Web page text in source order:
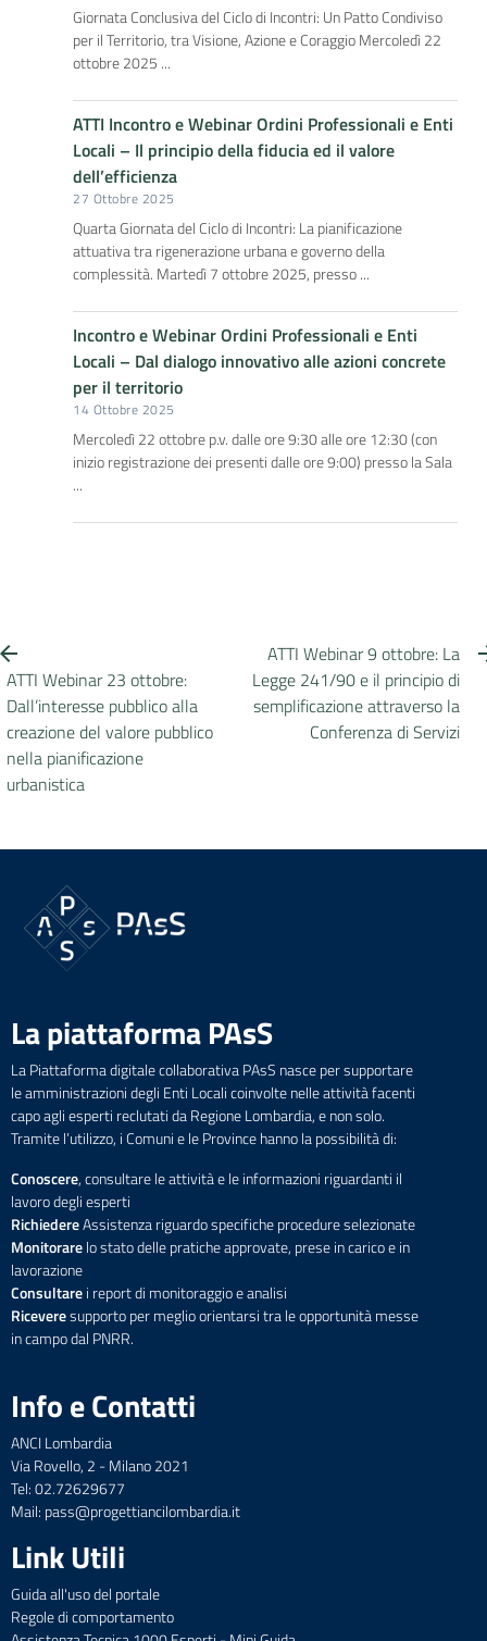
Giornata Conclusiva del Ciclo di Incontri: Un Patto Condiviso
per il Territorio, tra Visione, Azione e Coraggio Mercoledì 22
ottobre 2025 ...
ATTI Incontro e Webinar Ordini Professionali e Enti
Locali – Il principio della fiducia ed il valore
dell’efficienza
27 Ottobre 2025
Quarta Giornata del Ciclo di Incontri: La pianificazione
attuativa tra rigenerazione urbana e governo della
complessità. Martedì 7 ottobre 2025, presso ...
Incontro e Webinar Ordini Professionali e Enti
Locali – Dal dialogo innovativo alle azioni concrete
per il territorio
14 Ottobre 2025
Mercoledì 22 ottobre p.v. dalle ore 9:30 alle ore 12:30 (con
inizio registrazione dei presenti dalle ore 9:00) presso la Sala
...
ATTI Webinar 23 ottobre:
Dall’interesse pubblico alla
creazione del valore pubblico
nella pianificazione
urbanistica
ATTI Webinar 9 ottobre: La
Legge 241/90 e il principio di
semplificazione attraverso la
Conferenza di Servizi
La piattaforma PAsS
La Piattaforma digitale collaborativa PAsS nasce per supportare
le amministrazioni degli Enti Locali coinvolte nelle attività facenti
capo agli esperti reclutati da Regione Lombardia, e non solo.
Tramite l’utilizzo, i Comuni e le Province hanno la possibilità di:
Conoscere, consultare le attività e le informazioni riguardanti il
lavoro degli esperti
RichiedereAssistenza riguardo specifiche procedure selezionate
Monitorarelo stato delle pratiche approvate, prese in carico e in
lavorazione
Consultarei report di monitoraggio e analisi
Riceveresupporto per meglio orientarsi tra le opportunità messe
in campo dal PNRR.
Info e Contatti
ANCI Lombardia
Via Rovello, 2 - Milano 2021
Tel: 02.72629677
Mail: pass@progettiancilombardia.it
Link Utili
Guida all'uso del portale
Regole di comportamento